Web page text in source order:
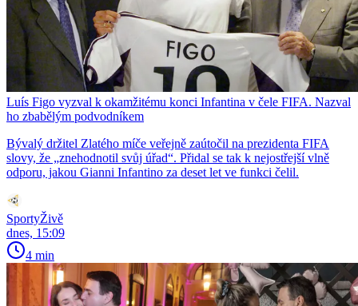
Luís Figo vyzval k okamžitému konci Infantina v čele FIFA. Nazval
ho zbabělým podvodníkem
Bývalý držitel Zlatého míče veřejně zaútočil na prezidenta FIFA
slovy, že „znehodnotil svůj úřad“. Přidal se tak k nejostřejší vlně
odporu, jakou Gianni Infantino za deset let ve funkci čelil.
SportyŽivě
dnes, 15:09
4 min